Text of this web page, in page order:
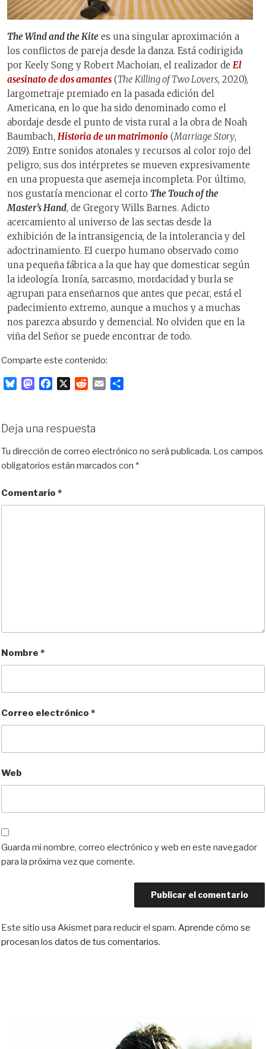
The Wind and the Kite es una singular aproximación a
los conflictos de pareja desde la danza. Está codirigida
por Keely Song y Robert Machoian, el realizador de El
asesinato de dos amantes (The Killing of Two Lovers, 2020),
largometraje premiado en la pasada edición del
Americana, en lo que ha sido denominado como el
abordaje desde el punto de vista rural a la obra de Noah
Baumbach, Historia de un matrimonio (Marriage Story,
2019). Entre sonidos atonales y recursos al color rojo del
peligro, sus dos intérpretes se mueven expresivamente
en una propuesta que asemeja incompleta. Por último,
nos gustaría mencionar el corto The Touch of the
Master’s Hand, de Gregory Wills Barnes. Adicto
acercamiento al universo de las sectas desde la
exhibición de la intransigencia, de la intolerancia y del
adoctrinamiento. El cuerpo humano observado como
una pequeña fábrica a la que hay que domesticar según
la ideología. Ironía, sarcasmo, mordacidad y burla se
agrupan para enseñarnos que antes que pecar, está el
padecimiento extremo, aunque a muchos y a muchas
nos parezca absurdo y demencial. No olviden que en la
viña del Señor se puede encontrar de todo.
Comparte este contenido:
s
k
y
M
o
d
o
b
o
o
X
d
i
t
r
t
Deja una respuesta
Tu dirección de correo electrónico no será publicada. Los campos
obligatorios están marcados con *
Comentario *
Nombre *
Correo electrónico *
Web
Guarda mi nombre, correo electrónico y web en este navegador
para la próxima vez que comente.
Este sitio usa Akismet para reducir el spam. Aprende cómo se
procesan los datos de tus comentarios.